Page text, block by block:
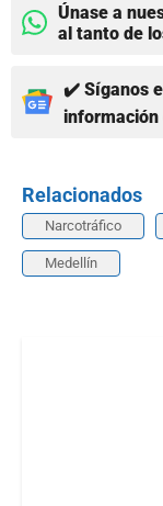
Únase a
al tanto de
✔️ Síganos
información
Relacionados
Narcotráfico
Medellín